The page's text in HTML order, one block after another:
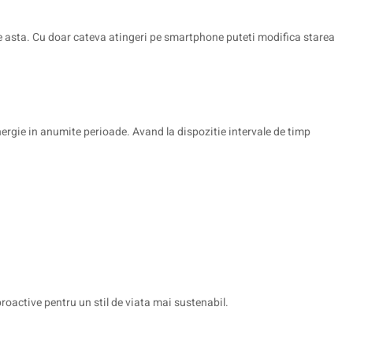
Cu doar cateva atingeri pe smartphone puteti modifica starea
in anumite perioade. Avand la dispozitie intervale de timp
pentru un stil de viata mai sustenabil.